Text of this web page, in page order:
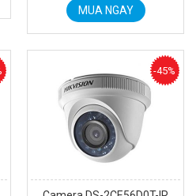
MUA NGAY
-45%
thông minh 2MP EZVIZ H8C
909.000 đ
NGAY